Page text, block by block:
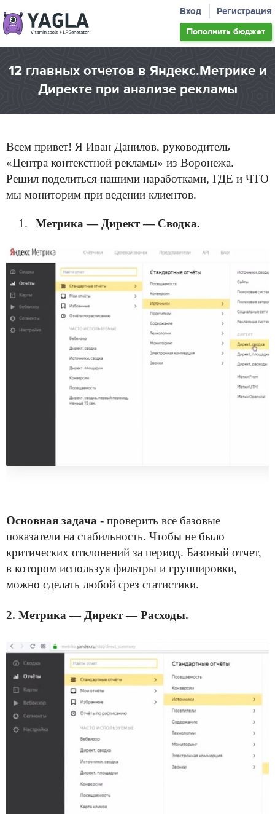
Вход Регистрация
Пополнить бюджет
12 главных отчетов в Яндекс.Метрике и
Директе при анализе рекламы
Всем привет! Я Иван Данилов, руководитель
«Центра контекстной рекламы» из Воронежа.
Решил поделиться нашими наработками, ГДЕ и ЧТО
мы мониторим при ведении клиентов.
Метрика — Директ — Сводка.
Основная задача - проверить все базовые
показатели на стабильность. Чтобы не было
критических отклонений за период. Базовый отчет,
в котором используя фильтры и группировки,
можно сделать любой срез статистики.
2. Метрика — Директ — Расходы.